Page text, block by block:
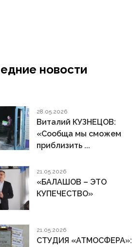
новости
28.05.2026
Виталий КУЗНЕЦОВ:
«Сообща мы сможем
приблизить ...
21.05.2026
«БАЛАШОВ – ЭТО
КУПЕЧЕСТВО»
21.05.2026
СТУДИЯ «АТМОСФЕРА»: